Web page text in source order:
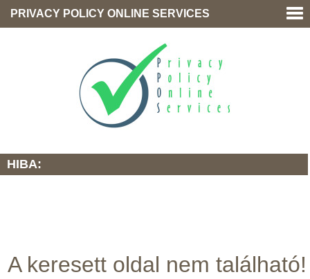
PRIVACY POLICY ONLINE SERVICES
HIBA:
A keresett oldal nem található!